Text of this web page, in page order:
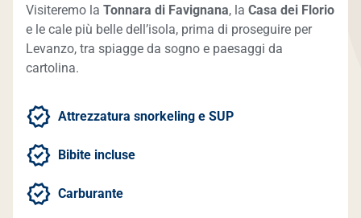
Visiteremo la Tonnara di Favignana, la Casa dei Florio
e le cale più belle dell’isola, prima di proseguire per
Levanzo, tra spiagge da sogno e paesaggi da
cartolina.
Attrezzatura snorkeling e SUP
Bibite incluse
Carburante